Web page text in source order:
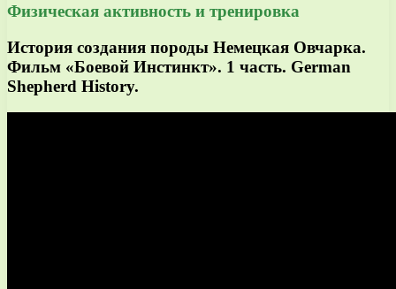
Физическая активность и тренировка
История создания породы Немецкая Овчарка.
Фильм «Боевой Инстинкт». 1 часть. German
Shepherd History.